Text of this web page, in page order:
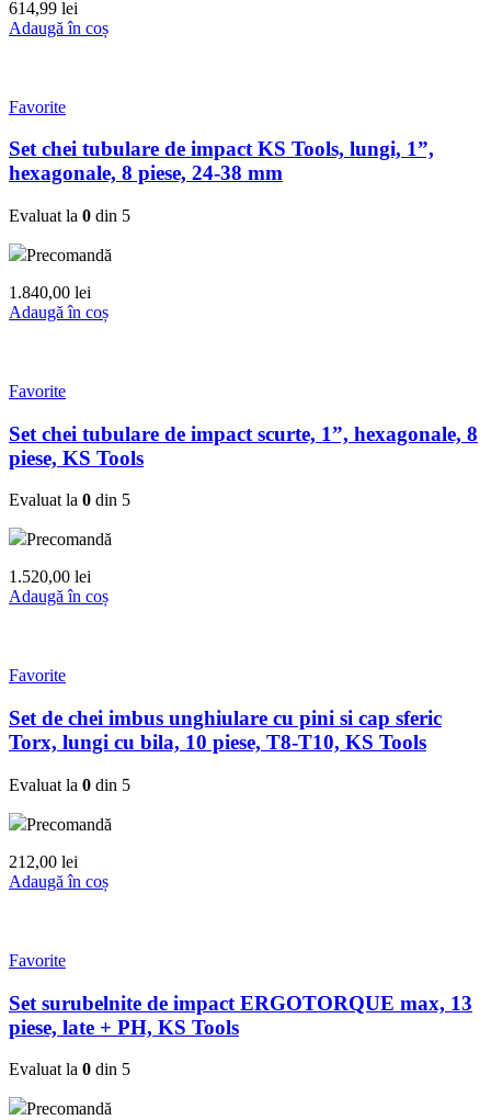
614,99 lei
Adaugă în coș
Favorite
Set chei tubulare de impact KS Tools, lungi, 1”,
hexagonale, 8 piese, 24-38 mm
Evaluat la 0 din 5
Precomandă
1.840,00 lei
Adaugă în coș
Favorite
Set chei tubulare de impact scurte, 1”, hexagonale, 8
piese, KS Tools
Evaluat la 0 din 5
Precomandă
1.520,00 lei
Adaugă în coș
Favorite
Set de chei imbus unghiulare cu pini si cap sferic
Torx, lungi cu bila, 10 piese, T8-T10, KS Tools
Evaluat la 0 din 5
Precomandă
212,00 lei
Adaugă în coș
Favorite
Set surubelnite de impact ERGOTORQUE max, 13
piese, late + PH, KS Tools
Evaluat la 0 din 5
Precomandă